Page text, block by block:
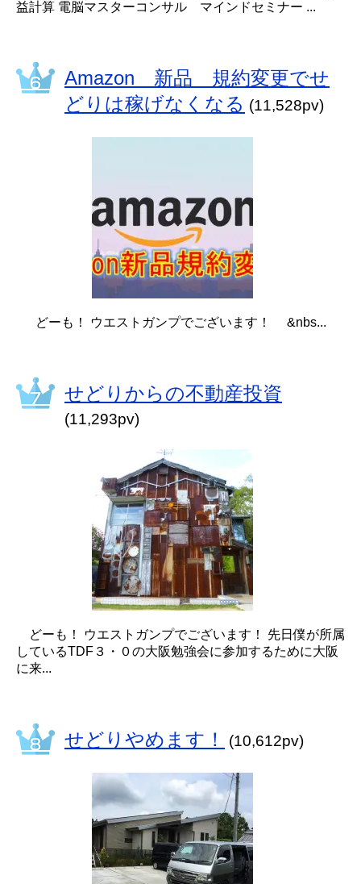
益計算 電脳マスターコンサル マインドセミナー ...
Amazon 新品 規約変更でせ
どりは稼げなくなる (11,528pv)
どーも！ ウエストガンプでございます！ &nbs...
せどりからの不動産投資
(11,293pv)
どーも！ ウエストガンプでございます！ 先日僕が所属
しているTDF３・０の大阪勉強会に参加するために大阪
に来...
せどりやめます！ (10,612pv)